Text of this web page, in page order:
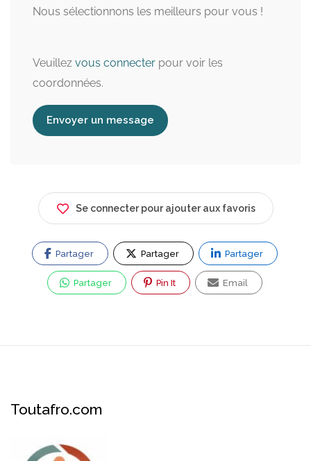
Nous sélectionnons les meilleurs pour vous !
Veuillez vous connecter pour voir les
coordonnées.
Envoyer un message
Se connecter pour ajouter aux favoris
Partager Partager Partager
Partager Pin It Email
Toutafro.com